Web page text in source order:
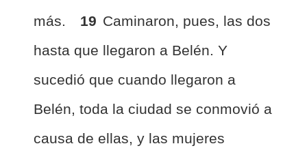
más.
19 Caminaron, pues, las dos
hasta que llegaron a Belén. Y
sucedió que cuando llegaron a
Belén, toda la ciudad se conmovió a
causa de ellas, y las mujeres